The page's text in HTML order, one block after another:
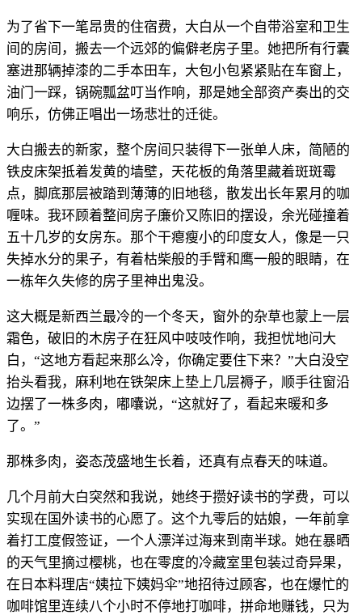
为了省下一笔昂贵的住宿费，大白从一个自带浴室和卫生
间的房间，搬去一个远郊的偏僻老房子里。她把所有行囊
塞进那辆掉漆的二手本田车，大包小包紧紧贴在车窗上，
油门一踩，锅碗瓢盆叮当作响，那是她全部资产奏出的交
响乐，仿佛正唱出一场悲壮的迁徙。
大白搬去的新家，整个房间只装得下一张单人床，简陋的
铁皮床架抵着发黄的墙壁，天花板的角落里藏着斑斑霉
点，脚底那层被踏到薄薄的旧地毯，散发出长年累月的咖
喱味。我环顾着整间房子廉价又陈旧的摆设，余光碰撞着
五十几岁的女房东。那个干瘪瘦小的印度女人，像是一只
失掉水分的果子，有着枯柴般的手臂和鹰一般的眼睛，在
一栋年久失修的房子里神出鬼没。
这大概是新西兰最冷的一个冬天，窗外的杂草也蒙上一层
霜色，破旧的木房子在狂风中吱吱作响，我担忧地问大
白，“这地方看起来那么冷，你确定要住下来？”大白没空
抬头看我，麻利地在铁架床上垫上几层褥子，顺手往窗沿
边摆了一株多肉，嘟囔说，“这就好了，看起来暖和多
了。”
那株多肉，姿态茂盛地生长着，还真有点春天的味道。
几个月前大白突然和我说，她终于攒好读书的学费，可以
实现在国外读书的心愿了。这个九零后的姑娘，一年前拿
着打工度假签证，一个人漂洋过海来到南半球。她在暴晒
的天气里摘过樱桃，也在零度的冷藏室里包装过奇异果，
在日本料理店“姨拉下姨妈伞”地招待过顾客，也在爆忙的
咖啡馆里连续八个小时不停地打咖啡，拼命地赚钱，只为